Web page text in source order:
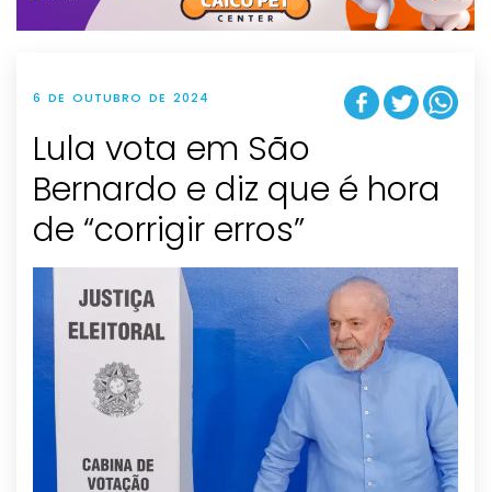
n
6 DE OUTUBRO DE 2024
Lula vota em São
Bernardo e diz que é hora
de “corrigir erros”